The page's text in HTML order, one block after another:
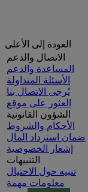
العودة إلى الأعلى
المساعدة والدعم
الأسئلة المتداولة
يُرجى الاتصال بنا
العثور على موقع
الشؤون القانونية
الأحكام والشروط
ضمان استرداد المال
إشعار الخصوصية
التنبيهات
تنبيه حول الاحتيال
معلومات مهمة